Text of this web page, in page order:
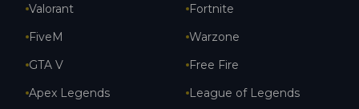
Valorant
Fortnite
FiveM
Warzone
GTA V
Free Fire
Apex Legends
League of Legends